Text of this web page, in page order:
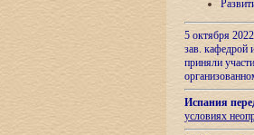
5 октября
зав.
приняли
Испания
условиях